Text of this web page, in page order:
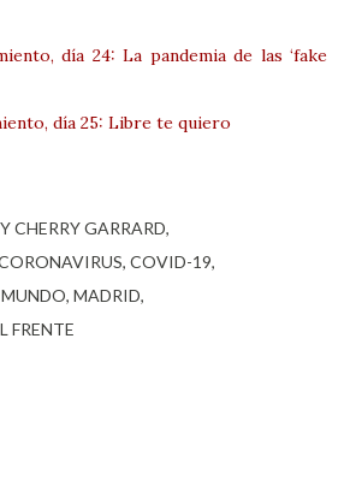
día 24: La pandemia de las ‘fake
día 25: Libre te quiero
CHERRY GARRARD
COVID-19
MUNDO MADRID
FRENTE